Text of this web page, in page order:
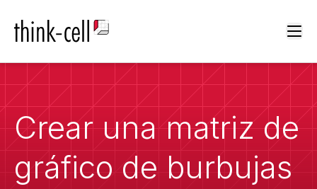
Crear una matriz de
gráfico de burbujas